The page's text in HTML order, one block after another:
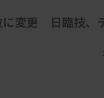
に変更 日臨技、